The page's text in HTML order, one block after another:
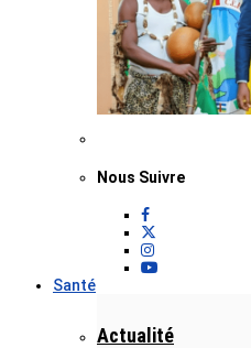
Nous Suivre
Santé
Actualité